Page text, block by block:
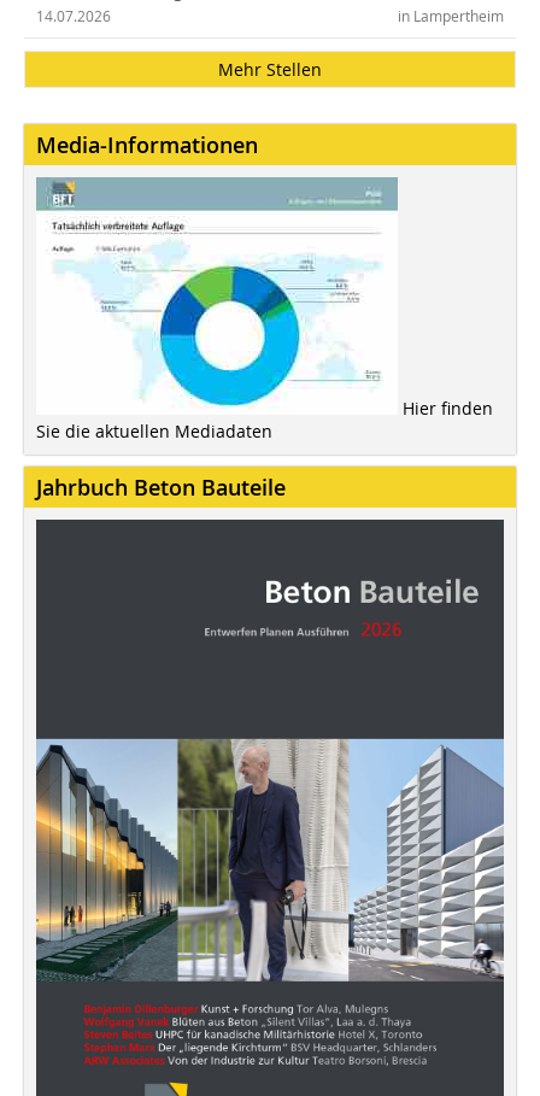
in Lampertheim
14.07.2026
Mehr Stellen
Media-Informationen
Hier finden
Sie die aktuellen Mediadaten
Jahrbuch Beton Bauteile